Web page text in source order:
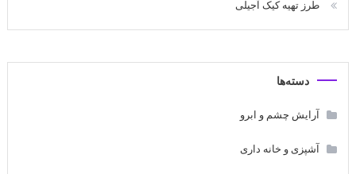
طرز تهیه کیک آجیلی
دسته‌ها
آرایش چشم و ابرو
آشپزی و خانه داری